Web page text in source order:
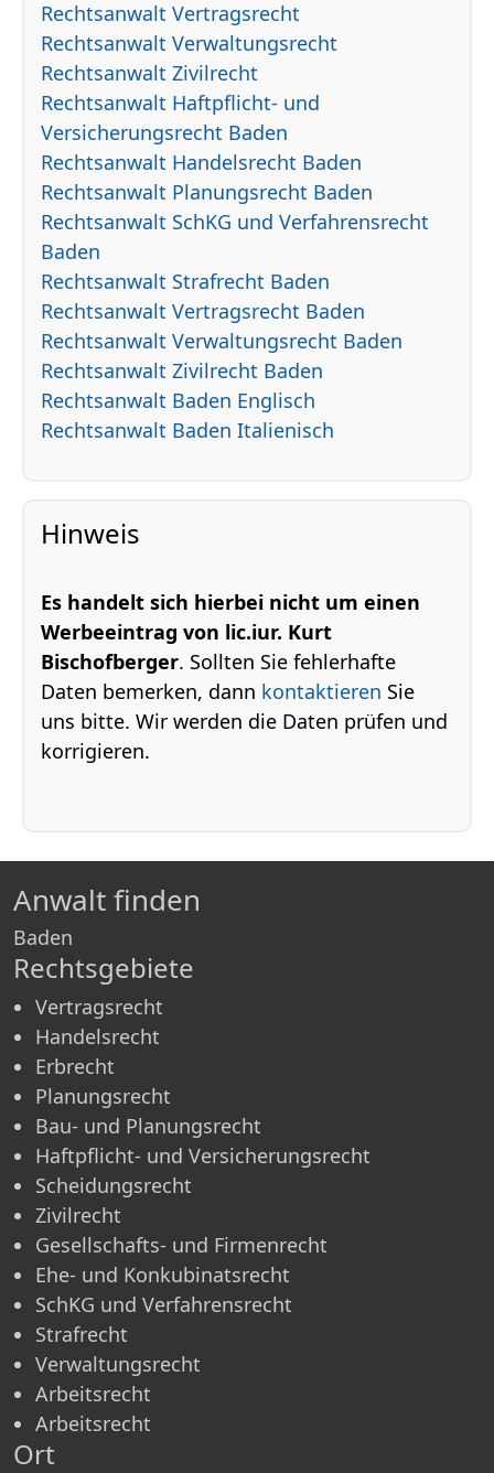
Rechtsanwalt Vertragsrecht
Rechtsanwalt Verwaltungsrecht
Rechtsanwalt Zivilrecht
Rechtsanwalt Haftpflicht- und
Versicherungsrecht Baden
Rechtsanwalt Handelsrecht Baden
Rechtsanwalt Planungsrecht Baden
Rechtsanwalt SchKG und Verfahrensrecht
Baden
Rechtsanwalt Strafrecht Baden
Rechtsanwalt Vertragsrecht Baden
Rechtsanwalt Verwaltungsrecht Baden
Rechtsanwalt Zivilrecht Baden
Rechtsanwalt Baden Englisch
Rechtsanwalt Baden Italienisch
Hinweis
Es handelt sich hierbei nicht um einen
Werbeeintrag von lic.iur. Kurt
Bischofberger. Sollten Sie fehlerhafte
Daten bemerken, dann kontaktieren Sie
uns bitte. Wir werden die Daten prüfen und
korrigieren.
Anwalt finden
Baden
Rechtsgebiete
Vertragsrecht
Handelsrecht
Erbrecht
Planungsrecht
Bau- und Planungsrecht
Haftpflicht- und Versicherungsrecht
Scheidungsrecht
Zivilrecht
Gesellschafts- und Firmenrecht
Ehe- und Konkubinatsrecht
SchKG und Verfahrensrecht
Strafrecht
Verwaltungsrecht
Arbeitsrecht
Arbeitsrecht
Ort